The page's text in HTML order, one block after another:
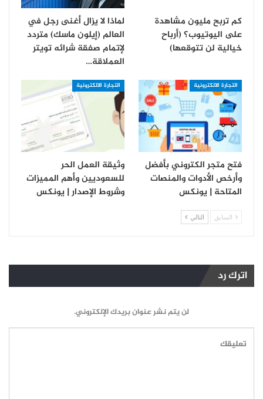
كم تربح مليون مشاهدة
على اليوتيوب؟ (أرباح
خيالية لن تتوقعها)
لماذا لا يزال أغنى رجل في
العالم (إيلون ماسك) متردد
لإتمام صفقة شرائه تويتر
العملاقة…
التجارة الالكترونية
فتح متجر الكتروني بأفضل
وأرخص الأدوات والمنصات
المتاحة | يونكس
التجارة الالكترونية
وثيقة العمل الحر
للسعوديين وأهم المميزات
وشروط الإصدار | يونكس
السابق التالي
اترك رد
لن يتم نشر عنوان بريدك الإلكتروني.